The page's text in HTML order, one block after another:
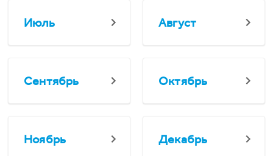
Июль Август
Сентябрь Октябрь
Ноябрь Декабрь